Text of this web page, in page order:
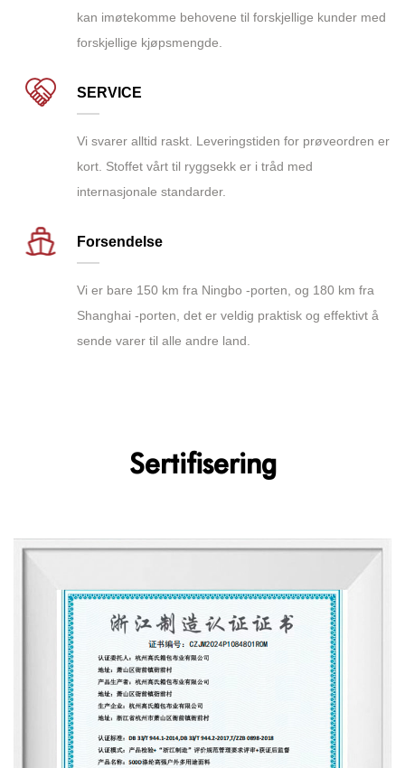
kan imøtekomme behovene til forskjellige kunder med
forskjellige kjøpsmengde.
SERVICE
Vi svarer alltid raskt. Leveringstiden for prøveordren er
kort. Stoffet vårt til ryggsekk er i tråd med
internasjonale standarder.
Forsendelse
Vi er bare 150 km fra Ningbo -porten, og 180 km fra
Shanghai -porten, det er veldig praktisk og effektivt å
sende varer til alle andre land.
Sertifisering